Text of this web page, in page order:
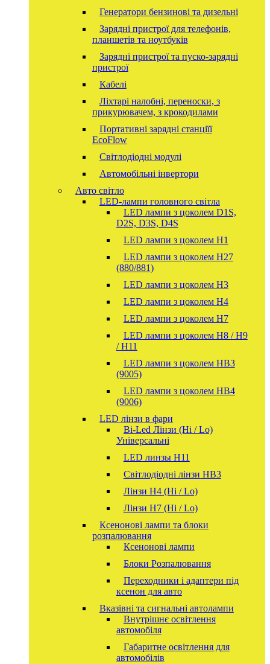
Генератори бензинові та дизельні
Зарядні пристрої для телефонів,
планшетів та ноутбуків
Зарядні пристрої та пуско-зарядні
пристрої
Кабелі
Ліхтарі налобні, переноски, з
прикурювачем, з крокодилами
Портативні зарядні станціїї
EcoFlow
Світлодіодні модулі
Автомобільні інвертори
Авто світло
LED-лампи головного світла
LED лампи з цоколем D1S,
D2S, D3S, D4S
LED лампи з цоколем H1
LED лампи з цоколем H27
(880/881)
LED лампи з цоколем H3
LED лампи з цоколем H4
LED лампи з цоколем H7
LED лампи з цоколем H8 / H9
/ H11
LED лампи з цоколем HB3
(9005)
LED лампи з цоколем HB4
(9006)
LED лінзи в фари
Bi-Led Лінзи (Hi / Lo)
Універсальні
LED линзы H11
Світлодіодні лінзи HB3
Лінзи Н4 (Hi / Lo)
Лінзи Н7 (Hi / Lo)
Ксенонові лампи та блоки
розпалювання
Ксенонові лампи
Блоки Розпалювання
Переходники і адаптери під
ксенон для авто
Вказівні та сигнальні автолампи
Внутрішнє освітлення
автомобіля
Габаритне освітлення для
автомобілів